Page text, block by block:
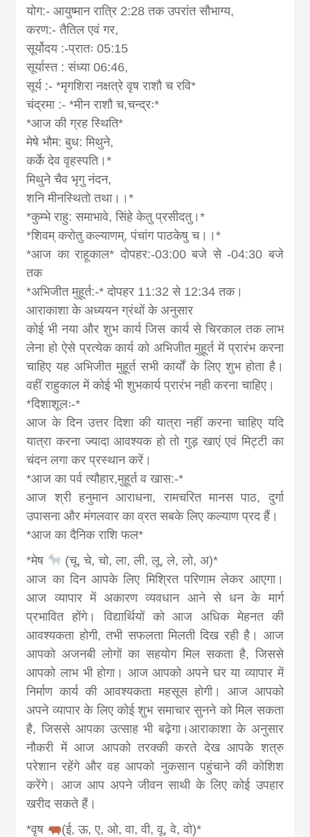
योग:- आयुष्मान रात्रि 2:28 तक उपरांत सौभाग्य,
करण:- तैतिल एवं गर,
सूर्योदय :-प्रातः 05:15
सूर्यास्त : संध्या 06:46,
सूर्य :- *मृगशिरा नक्षत्रे वृष राशौ च रवि*
चंद्रमा :- *मीन राशौ च,चन्द्रः*
*आज की ग्रह स्थिति*
मेषे भौम: बुध: मिथुने,
कर्के देव वृहस्पति।*
मिथुने चैव भृगु नंदन,
शनि मीनस्थितो तथा।।*
*कुम्भे राहु: समाभावे, सिंहे केतु प्रसीदतु।*
*शिवम् करोतु कल्याणम्, पंचांग पाठकेषु च।।*
*आज का राहूकाल* दोपहर:-03:00 बजे से -04:30 बजे
तक
*अभिजीत मुहूर्त:-* दोपहर 11:32 से 12:34 तक।
आराकाशा के अध्ययन ग्रंथों के अनुसार
कोई भी नया और शुभ कार्य जिस कार्य से चिरकाल तक लाभ
लेना हो ऐसे प्रत्येक कार्य को अभिजीत मुहूर्त में प्रारंभ करना
चाहिए यह अभिजीत मुहूर्त सभी कार्यों के लिए शुभ होता है।
वहीं राहुकाल में कोई भी शुभकार्य प्रारंभ नही करना चाहिए।
*दिशाशूलः-*
आज के दिन उत्तर दिशा की यात्रा नहीं करना चाहिए यदि
यात्रा करना ज्यादा आवश्यक हो तो गुड़ खाएं एवं मिट्टी का
चंदन लगा कर प्रस्थान करें।
*आज का पर्व त्यौहार,मुहूर्त व खास:-*
आज श्री हनुमान आराधना, रामचरित मानस पाठ, दुर्गा
उपासना और मंगलवार का व्रत सबके लिए कल्याण प्रद हैं।
*आज का दैनिक राशि फल*
*मेष
(चू, चे, चो, ला, ली, लू, ले, लो, अ)*
आज का दिन आपके लिए मिश्रित परिणाम लेकर आएगा।
आज व्यापार में अकारण व्यवधान आने से धन के मार्ग
प्रभावित होंगे। विद्यार्थियों को आज अधिक मेहनत की
आवश्यकता होगी, तभी सफलता मिलती दिख रही है। आज
आपको अजनबी लोगों का सहयोग मिल सकता है, जिससे
आपको लाभ भी होगा। आज आपको अपने घर या व्यापार में
निर्माण कार्य की आवश्यकता महसूस होगी। आज आपको
अपने व्यापार के लिए कोई शुभ समाचार सुनने को मिल सकता
है, जिससे आपका उत्साह भी बढ़ेगा।आराकाशा के अनुसार
नौकरी में आज आपको तरक्की करते देख आपके शत्रु
परेशान रहेंगे और वह आपको नुकसान पहुंचाने की कोशिश
करेंगे। आज आप अपने जीवन साथी के लिए कोई उपहार
खरीद सकते हैं।
*वृष
(ई, ऊ, ए, ओ, वा, वी, वू, वे, वो)*